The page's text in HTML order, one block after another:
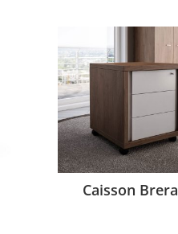
Caisson Brera